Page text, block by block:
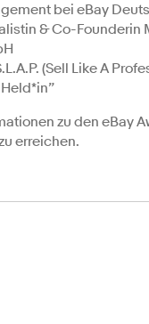
bei eBay
& Co-Founderin
(Sell Like A
zu den eBay
erreichen.